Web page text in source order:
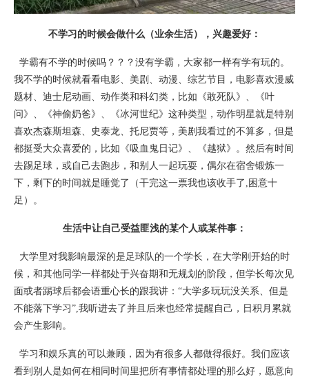
不学习的时候会做什么（业余生活），兴趣爱好：
学霸有不学的时候吗？？？没有学霸，大家都一样有学有玩的。
我不学的时候就看看电影、美剧、动漫、综艺节目，电影喜欢漫威
题材、迪士尼动画、动作类和科幻类，比如《敢死队》、《叶
问》、《神偷奶爸》、《冰河世纪》这种类型，动作明星就是特别
喜欢杰森斯坦森、史泰龙、托尼贾等，美剧我看过的不算多，但是
都挺受大众喜爱的，比如《吸血鬼日记》、《越狱》。然后有时间
去踢足球，或自己去跑步，和别人一起玩耍，偶尔在宿舍锻炼一
下，剩下的时间就是睡觉了（干完这一票我也该收手了,困意十
足）。
生活中让自己受益匪浅的某个人或某件事：
大学里对我影响最深的是足球队的一个学长，在大学刚开始的时
候，和其他同学一样都处于兴奋期和无规划的阶段，但学长每次见
面或者踢球后都会语重心长的跟我讲：“大学多玩玩没关系、但是
不能落下学习”,我听进去了并且后来也经常提醒自己，日积月累就
会产生影响。
学习和娱乐真的可以兼顾，因为有很多人都做得很好。我们应该
看到别人是如何在相同时间里把所有事情都处理的那么好，愿意向